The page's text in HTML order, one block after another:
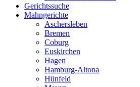
Gerichtssuche
Mahngerichte
Aschersleben
Bremen
Coburg
Euskirchen
Hagen
Hamburg-Altona
Hünfeld